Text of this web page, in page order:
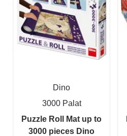
Dino
3000 Palat
Puzzle Roll Mat up to
3000 pieces Dino